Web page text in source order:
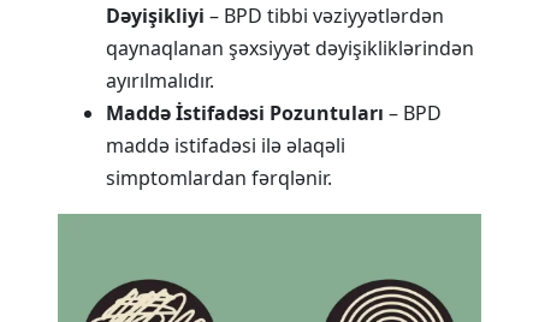
Dəyişikliyi – BPD tibbi vəziyyətlərdən
qaynaqlanan şəxsiyyət dəyişikliklərindən
ayırılmalıdır.
Maddə İstifadəsi Pozuntuları – BPD
maddə istifadəsi ilə əlaqəli
simptomlardan fərqlənir.